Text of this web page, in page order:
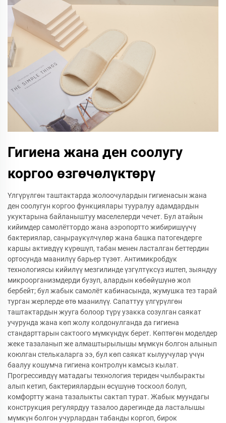
Гигиена жана ден соолугу
коргоо өзгөчөлүктөрү
Үлгүрүлгөн таштактарда жолоочулардын гигиенасын жана
ден соолугун коргоо функциялары тууралуу адамдардын
укуктарына байланыштуу маселелерди чечет. Бул атайын
кийимдер самолёттордо жана аэропортто жибиришүүчү
бактериялар, саңыраукүлчүлөр жана башка патогендерге
каршы активдүү күрөшүп, табан менен ласталган беттердин
ортосунда маанилүү барьер түзөт. Антимикробдук
технологиясы кийилүү мезгилинде үзгүлтүксүз иштеп, зыяндуу
микроорганизмдерди бузуп, алардын көбөйүшүнө жол
бербейт; бул жабык самолёт кабинасында, жумушка тез тарай
турган жерлерде өтө маанилүү. Сапаттуу үлгүрүлгөн
таштактардын жууга болоор түрү узакка созулган саякат
учурунда жана көп жолу колдонулганда да гигиена
стандарттарын сактоого мүмкүндүк берет. Көптөгөн моделдер
жеке тазаланып же алмаштырылышы мүмкүн болгон алынып
коюлган стелькаларга ээ, бул көп саякат кылуучулар үчүн
баалуу кошумча гигиена контролүн камсыз кылат.
Прогрессивдүү матадагы технология териден чылбыракты
алып кетип, бактериялардын өсүшүнө тоскоол болуп,
комфортту жана тазалыкты сактап турат. Жабык муундагы
конструкция регулярдуу тазалоо дарегинде да ласталышы
мүмкүн болгон учурлардан табанды коргоп, бирок